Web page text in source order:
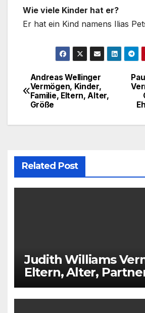
Wie viele Kinder hat er?
Er hat ein Kind namens Ilias
Post
navigation
Andreas Wellinger
Vermögen, Kinder,
Familie, Eltern, Alter,
Größe
Related Post
Judith Williams
Eltern, Alter,
Kinder